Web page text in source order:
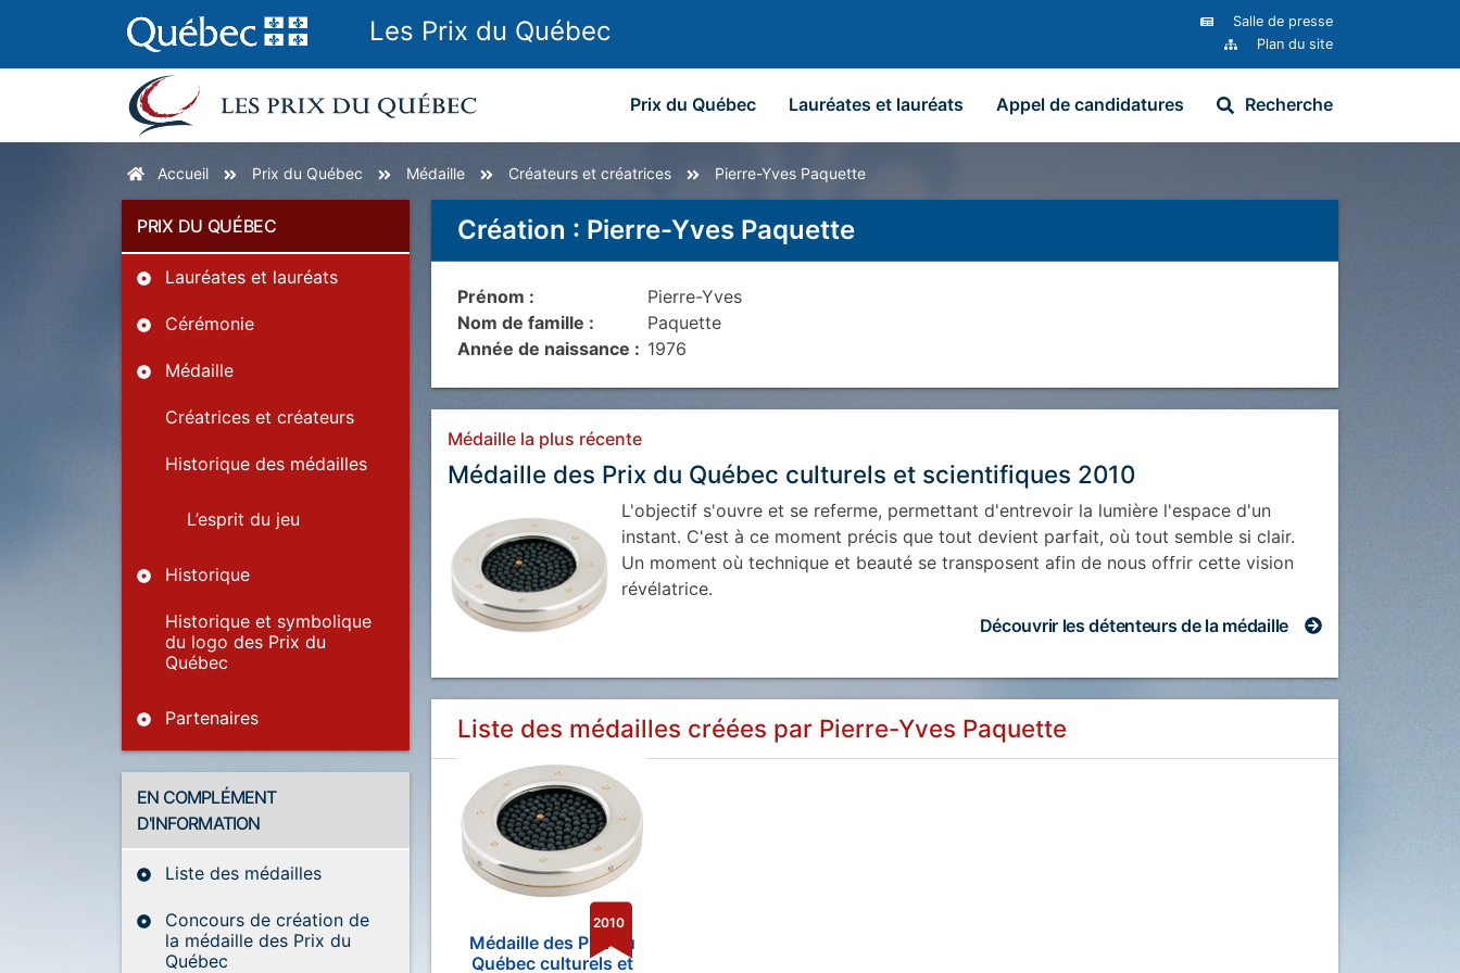
Les Prix du Québec
Salle de presse
Plan du site
Prix du Québec Lauréates et lauréats Appel de candidatures Recherche
Accueil Prix du Québec Médaille Créateurs et créatrices Pierre-Yves Paquette
PRIX DU QUÉBEC
Lauréates et lauréats
Cérémonie
Médaille
Créatrices et créateurs
Historique des médailles
L’esprit du jeu
Historique
Historique et symbolique
du logo des Prix du
Québec
Partenaires
EN COMPLÉMENT
D'INFORMATION
Liste des médailles
Concours de création de
la médaille des Prix du
Québec
Création : Pierre-Yves Paquette
Prénom :
Pierre-Yves
Nom de famille :
Paquette
Année de naissance : 1976
Médaille la plus récente
Médaille des Prix du Québec culturels et scientifiques 2010
L'objectif s'ouvre et se referme, permettant d'entrevoir la lumière l'espace d'un
instant. C'est à ce moment précis que tout devient parfait, où tout semble si clair.
Un moment où technique et beauté se transposent afin de nous offrir cette vision
révélatrice.
Découvrir les détenteursde la médaille
Liste des médailles créées par Pierre-Yves Paquette
Médaille des Prix du
Québec culturels et
2010